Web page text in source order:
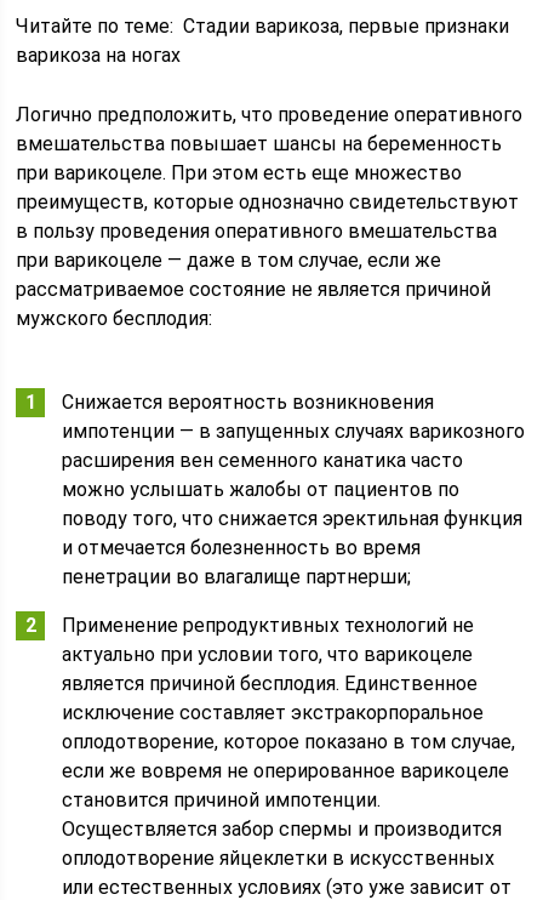
Читайте по теме: Стадии варикоза, первые признаки
варикоза на ногах
Логично предположить, что проведение оперативного
вмешательства повышает шансы на беременность
при варикоцеле. При этом есть еще множество
преимуществ, которые однозначно свидетельствуют
в пользу проведения оперативного вмешательства
при варикоцеле — даже в том случае, если же
рассматриваемое состояние не является причиной
мужского бесплодия:
Снижается вероятность возникновения
импотенции — в запущенных случаях варикозного
расширения вен семенного канатика часто
можно услышать жалобы от пациентов по
поводу того, что снижается эректильная функция
и отмечается болезненность во время
пенетрации во влагалище партнерши;
Применение репродуктивных технологий не
актуально при условии того, что варикоцеле
является причиной бесплодия. Единственное
исключение составляет экстракорпоральное
оплодотворение, которое показано в том случае,
если же вовремя не оперированное варикоцеле
становится причиной импотенции.
Осуществляется забор спермы и производится
оплодотворение яйцеклетки в искусственных
или естественных условиях (это уже зависит от